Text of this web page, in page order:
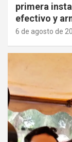
primera
efectivo y
6 de agosto de